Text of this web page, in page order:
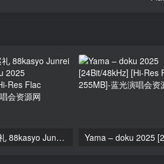
八十八ヶ所巡礼 88kasyo Junrei – hachitasukyuu 2025 [24Bit/48kHz] [Hi-Res Flac 980MB]